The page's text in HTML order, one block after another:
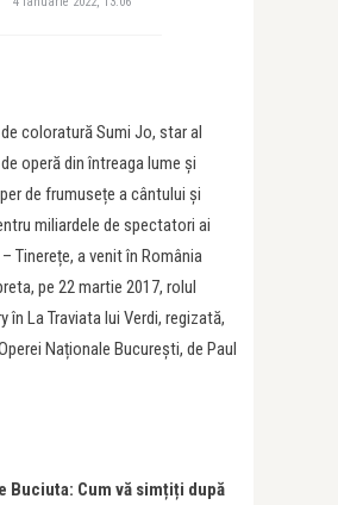
coloratură Sumi Jo, star al
operă din întreaga lume și
de frumusețe a cântului și
miliardele de spectatori ai
Tinerețe, a venit în România
pe 22 martie 2017, rolul
în La Traviata lui Verdi, regizată,
Naționale București, de Paul
Buciuta: Cum vă simțiți după